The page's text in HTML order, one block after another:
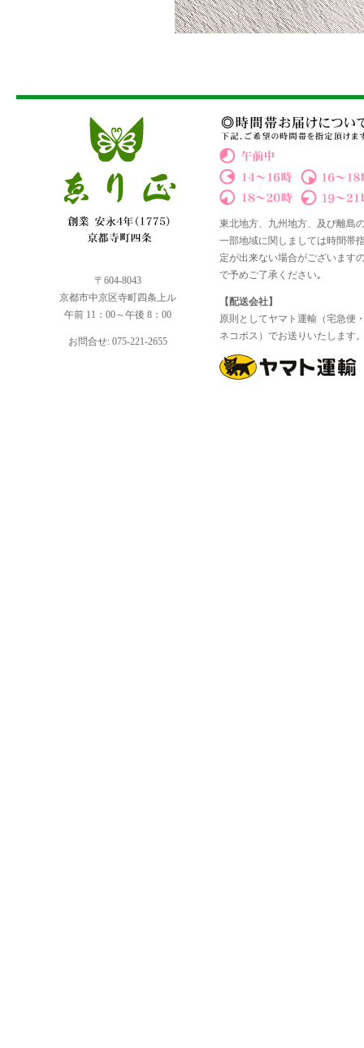
〒604-8043
京都市中京区寺町四条上ル
午前 11：00～午後 8：00
お問合せ: 075-221-2655
東北地方、九州地方、及び離島
一部地域に関しましては時間帯
定が出来ない場合がございます
で予めご了承ください｡
【配送会社】
原則としてヤマト運輸（宅急便
ネコポス）でお送りいたします